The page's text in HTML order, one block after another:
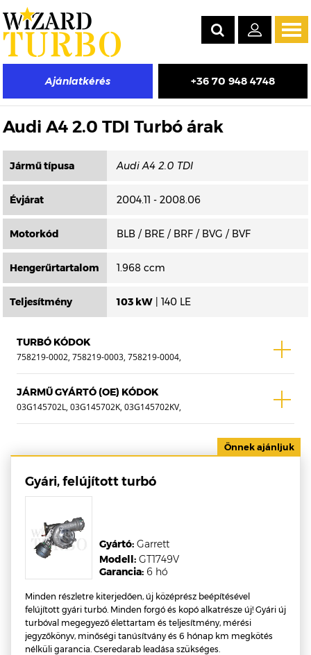
Ajánlatkérés +36 70 948 4748
Másik típus választása
Audi A4 2.0 TDI Turbó árak
Jármű típusa
Évjárat 2004.11 - 2008.06
Motorkód BLB / BRE / BRF / BVG / BVF
Hengerűrtartalom 1.968 ccm
Teljesítmény 103 kW | 140 LE
TURBÓ KÓDOK
758219-0002, 758219-0003, 758219-0004,
758219-0005, 758219-2, 758219-3, 758219-
4, 758219-5, 758219-5002S, 758219-5003S,
758219-5004S, 758219-5005S, 758219-
JÁRMŰ GYÁRTÓ (OE) KÓDOK
03G145702L, 03G145702K, 03G145702KV,
03G145702KX, 03G145702LV, 03G145702LX,
03G145702F, 03G145702FV, 03G145702FX ,
Gyári, felújított turbó
Garancia: 6 hó
Modell: GT1749V
Gyártó: Garrett
Minden részletre kiterjedően, új középrész beépítésével
felújított gyári turbó. Minden forgó és kopó alkatrésze új! Gyári új
turbóval megegyező élettartam és teljesítmény, mérési
jegyzőkönyv, minőségi tanúsítvány és 6 hónap km megkötés
nélküli garancia. Cseredarab leadása szükséges.